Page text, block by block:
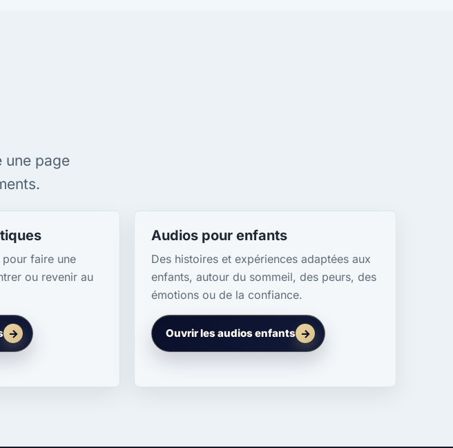
une page
faire une
ou revenir au
Audios pour enfants
Des histoires et expériences adaptées aux
enfants, autour du sommeil, des peurs, des
émotions ou de la confiance.
Ouvrir les audios enfants